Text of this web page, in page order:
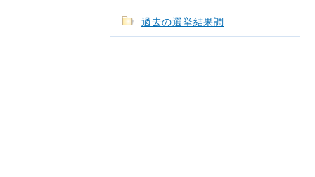
過去の選挙結果調